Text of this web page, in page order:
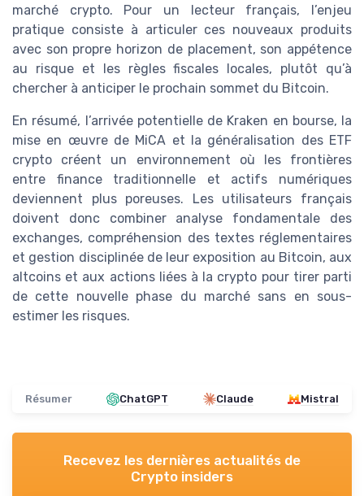
marché crypto. Pour un lecteur français, l’enjeu
pratique consiste à articuler ces nouveaux produits
avec son propre horizon de placement, son appétence
au risque et les règles fiscales locales, plutôt qu’à
chercher à anticiper le prochain sommet du Bitcoin.
En résumé, l’arrivée potentielle de Kraken en bourse, la
mise en œuvre de MiCA et la généralisation des ETF
crypto créent un environnement où les frontières
entre finance traditionnelle et actifs numériques
deviennent plus poreuses. Les utilisateurs français
doivent donc combiner analyse fondamentale des
exchanges, compréhension des textes réglementaires
et gestion disciplinée de leur exposition au Bitcoin, aux
altcoins et aux actions liées à la crypto pour tirer parti
de cette nouvelle phase du marché sans en sous-
estimer les risques.
Résumer ChatGPT Claude Mistral
Recevez les dernières actualités de
Crypto insiders